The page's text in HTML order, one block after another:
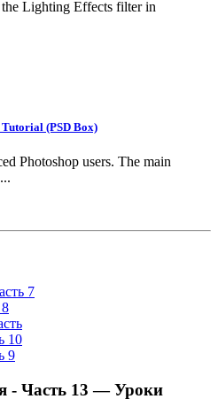
Lighting Effects filter in
(PSD Box)
Photoshop users. The main
7
10
9
- Часть 13 — Уроки